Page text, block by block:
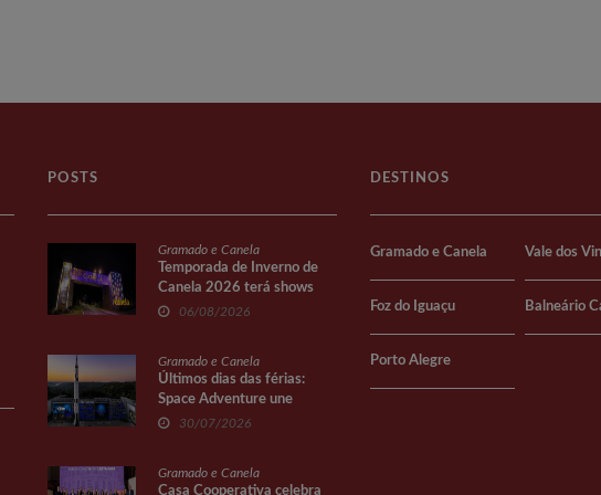
POSTS
Gramado e Canela
Temporada de Inverno de
Canela 2026 terá shows
gratuitos na Praça João
06/08/2026
Gramado e Canela
Últimos dias das férias:
Space Adventure une
diversão e conhecimento
30/07/2026
Gramado e Canela
Casa Cooperativa celebra
DESTINOS
Gramado e Canela Vale dos
Foz do Iguaçu Balneário
Porto Alegre